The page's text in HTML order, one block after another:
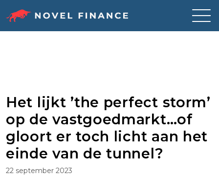
to
Het lijkt ’the perfect storm’
op de vastgoedmarkt…of
gloort er toch licht aan het
einde van de tunnel?
22 september 2023